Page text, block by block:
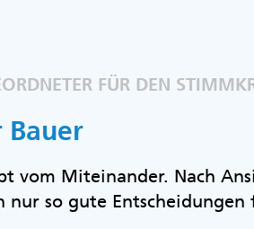
FÜR DEN
Bauer
vom Miteinander. Nach
nur so gute Entscheidungen